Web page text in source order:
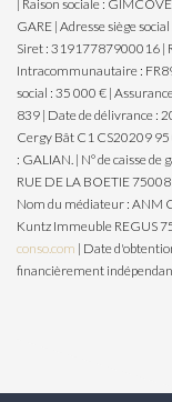
| Raison sociale :
GARE | Adresse siège
Siret : 31917787900016 |
Intracommunautaire :
social : 35 000 € |
839 | Date de délivrance :
Cergy Bât C1 CS20209 95
: GALIAN. | N° de caisse
RUE DE LA BOETIE
Nom du médiateur : ANM
Kuntz Immeuble REGUS
conso.com | Date
financièrement